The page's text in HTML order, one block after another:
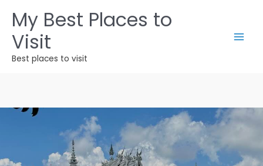
contenido
My Best Places to
Visit
Best places to visit